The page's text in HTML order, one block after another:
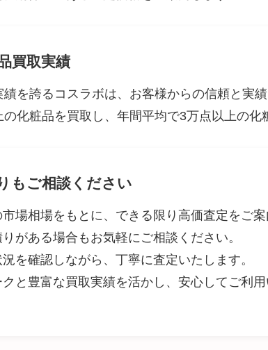
買取実績
を誇るコスラボは、お客様からの信頼と実績
化粧品を買取し、年間平均で3万点以上の化
もご相談ください
場相場をもとに、できる限り高価査定をご案
がある場合もお気軽にご相談ください。
を確認しながら、丁寧に査定いたします。
と豊富な買取実績を活かし、安心してご利